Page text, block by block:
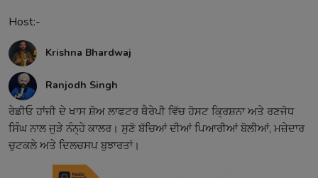
Host:-
Krishna Bhardwaj
Ranjodh Singh
ਰੇਡੀਓ ਹਾਂਜੀ ਦੇ ਖਾਸ ਸ਼ੋਅ ਲਾਫਟਰ ਥੈਰੇਪੀ ਵਿੱਚ ਹੋਸਟ ਕ੍ਰਿਸ਼ਨਾ ਅਤੇ ਰਣਜੋਧ
ਸਿੰਘ ਨਾਲ ਜੁੜੇ ਨੰਨ੍ਹੇ ਕਾਲਰ। ਸੁਣੋ ਬੱਚਿਆਂ ਦੀਆਂ ਪਿਆਰੀਆਂ ਬੋਲੀਆਂ, ਮਜ਼ੇਦਾਰ
ਚੁਟਕਲੇ ਅਤੇ ਦਿਲਚਸਪ ਬੁਝਾਰਤਾਂ।